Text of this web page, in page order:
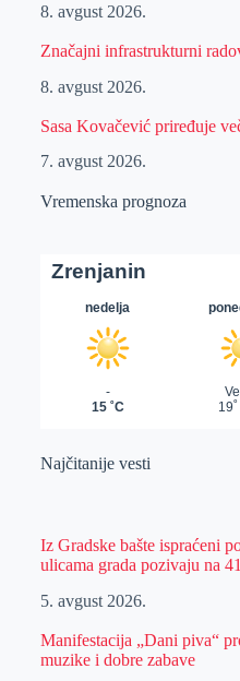
8. avgust 2026.
Značajni infrastrukturni
8. avgust 2026.
Sasa Kovačević priređuje
7. avgust 2026.
Vremenska prognoza
Najčitanije vesti
Iz Gradske bašte ispraćeni
ulicama grada pozivaju na
5. avgust 2026.
Manifestacija „Dani piva“
muzike i dobre zabave